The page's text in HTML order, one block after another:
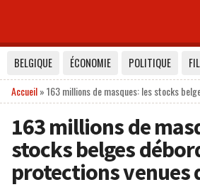
BELGIQUE ÉCONOMIE POLITIQUE
Accueil»163 millions de masques: les stocks
163 millions de
stocks belges
protections venues